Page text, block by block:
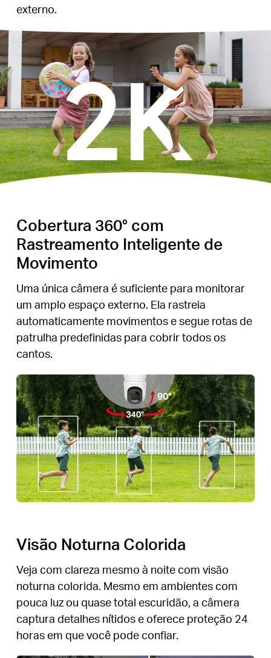
externo.
Cobertura 360° com
Rastreamento Inteligente de
Movimento
Uma única câmera é suficiente para monitorar
um amplo espaço externo. Ela rastreia
automaticamente movimentos e segue rotas de
patrulha predefinidas para cobrir todos os
cantos.
Visão Noturna Colorida
Veja com clareza mesmo à noite com visão
noturna colorida. Mesmo em ambientes com
pouca luz ou quase total escuridão, a câmera
captura detalhes nítidos e oferece proteção 24
horas em que você pode confiar.